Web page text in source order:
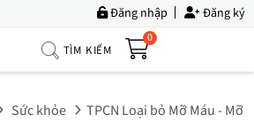
Đăng nhập Đăng ký
TÌM KIẾM
0
Sức khỏe TPCN Loại bỏ Mỡ Máu - Mỡ